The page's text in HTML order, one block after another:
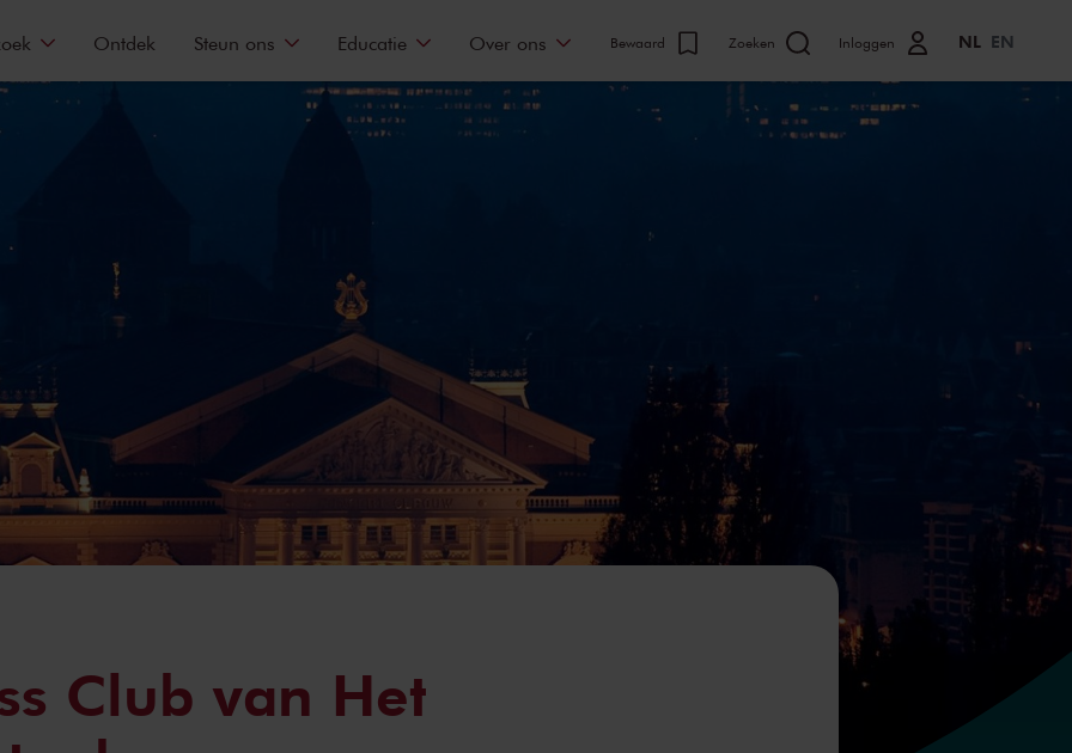
Ontdek Steun ons Educatie Over ons Bewaard Zoeken Inloggen NL EN
Club van Het